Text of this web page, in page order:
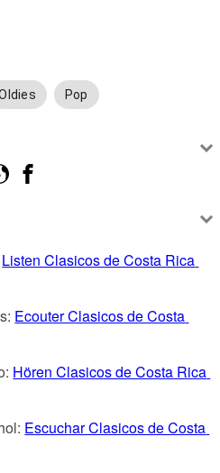
Pop
Listen Clasicos de Costa Rica
Ecouter Clasicos de Costa
Hören Clasicos de Costa Rica
Escuchar Clasicos de Costa